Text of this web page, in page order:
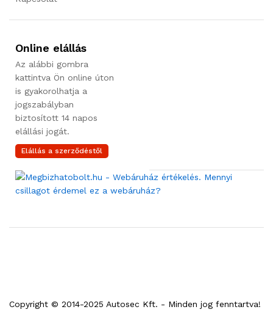
Online elállás
Az alábbi gombra
kattintva Ön online úton
is gyakorolhatja a
jogszabályban
biztosított 14 napos
elállási jogát.
Elállás a szerződéstől
Copyright © 2014-2025 Autosec Kft. - Minden jog fenntartva!